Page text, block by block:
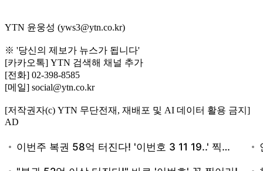
YTN 윤웅성 (yws3@ytn.co.kr)
※ '당신의 제보가 뉴스가 됩니다'
[카카오톡] YTN 검색해 채널 추가
[전화] 02-398-8585
[메일] social@ytn.co.kr
[저작권자(c) YTN 무단전재, 재배포 및 AI 데이터 활용 금지]
AD